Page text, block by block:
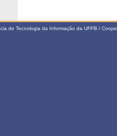
de Tecnologia da Informação da UFPB /